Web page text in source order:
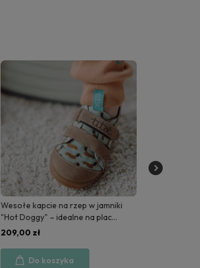
Brązowe kapcie na rzep w autka
Brown Car – niezawodne buty dla
małego kierowcy.
209,00 zł
Do koszyka